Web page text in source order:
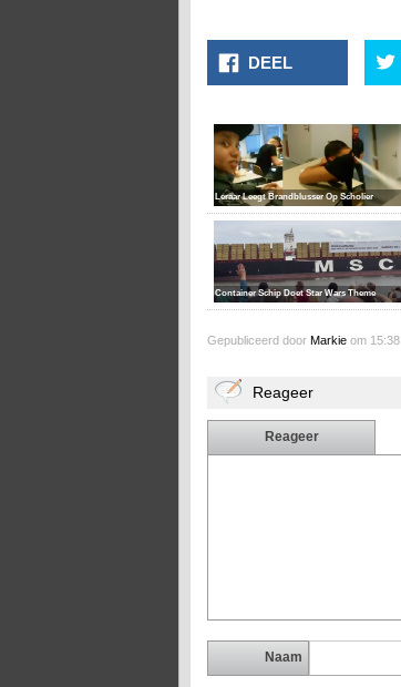
DEEL
Leraar Leegt Brandblusser Op Scholier
Container Schip Doet Star Wars Theme
Gepubliceerd door Markie om 15:38
Reageer
Reageer
Naam